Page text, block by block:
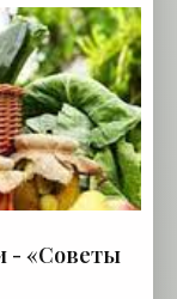
- «Советы